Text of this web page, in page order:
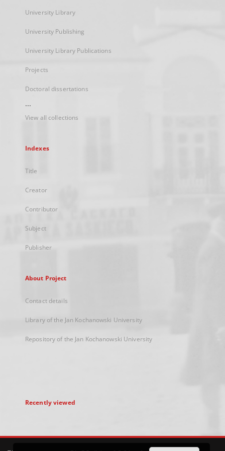
University Library
University Publishing
University Library Publications
Projects
Doctoral dissertations
...
View all collections
Indexes
Title
Creator
Contributor
Subject
Publisher
About Project
Contact details
Library of the Jan Kochanowski University
Repository of the Jan Kochanowski University
Recently viewed